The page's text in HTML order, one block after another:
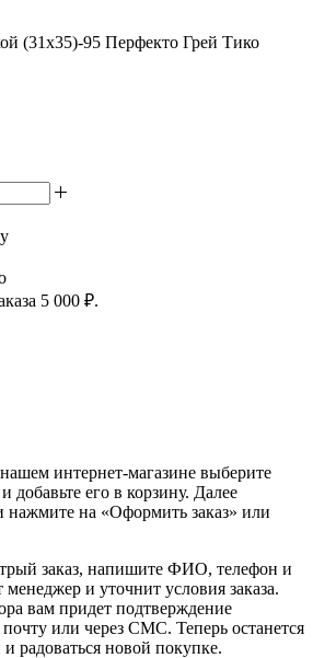
(31х35)-95 Перфекто Грей Тико
5 000 ₽.
интернет-магазине выберите
добавьте его в корзину. Далее
нажмите на «Оформить заказ» или
заказ, напишите ФИО, телефон и
и уточнит условия заказа.
вам придет подтверждение
или через СМС. Теперь останется
радоваться новой покупке.